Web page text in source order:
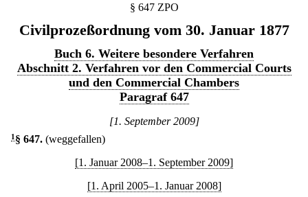
§ 647 ZPO
Civilprozeßordnung vom 30. Januar 1877
Buch 6. Weitere besondere Verfahren
Abschnitt 2. Verfahren vor den Commercial Courts
und den Commercial Chambers
Paragraf 647
[1. September 2009]
1 § 647. (weggefallen)
[1. Januar 2008–1. September 2009]
[1. April 2005–1. Januar 2008]